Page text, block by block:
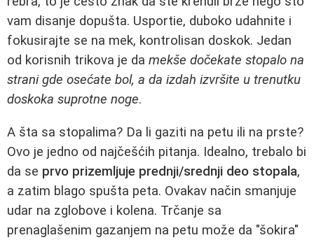
vam disanje dopušta. Usportie, duboko udahnite i
fokusirajte se na mek, kontrolisan doskok. Jedan
od korisnih trikova je da mekše dočekate stopalo na
strani gde osećate bol, a da izdah izvršite u trenutku
doskoka suprotne noge.
A šta sa stopalima? Da li gaziti na petu ili na prste?
Ovo je jedno od najčešćih pitanja. Idealno, trebalo bi
da se prvo prizemljuje prednji/srednji deo stopala,
a zatim blago spušta peta. Ovakav način smanjuje
udar na zglobove i kolena. Trčanje sa
prenaglašenim gazanjem na petu može da "šokira"